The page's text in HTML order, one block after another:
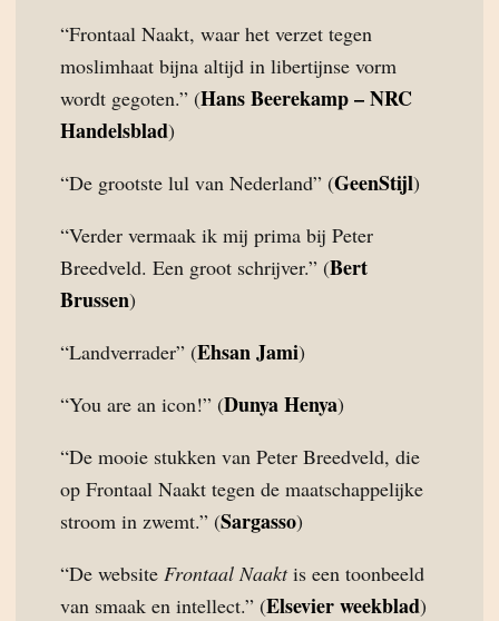
“Frontaal Naakt, waar het verzet tegen
moslimhaat bijna altijd in libertijnse vorm
wordt gegoten.” (Hans Beerekamp – NRC
Handelsblad)
“De grootste lul van Nederland” (GeenStijl)
“Verder vermaak ik mij prima bij Peter
Breedveld. Een groot schrijver.” (Bert
Brussen)
“Landverrader” (Ehsan Jami)
“You are an icon!” (Dunya Henya)
“De mooie stukken van Peter Breedveld, die
op Frontaal Naakt tegen de maatschappelijke
stroom in zwemt.” (Sargasso)
“De website Frontaal Naaktis een toonbeeld
van smaak en intellect.” (Elsevier weekblad)